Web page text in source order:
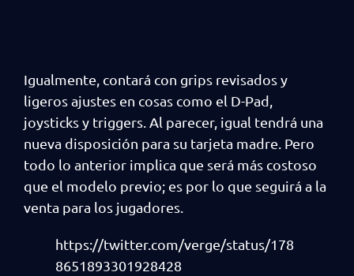
Igualmente, contará con grips revisados y
ligeros ajustes en cosas como el D-Pad,
joysticks y triggers. Al parecer, igual tendrá una
nueva disposición para su tarjeta madre. Pero
todo lo anterior implica que será más costoso
que el modelo previo; es por lo que seguirá a la
venta para los jugadores.
https://twitter.com/verge/status/178
8651893301928428